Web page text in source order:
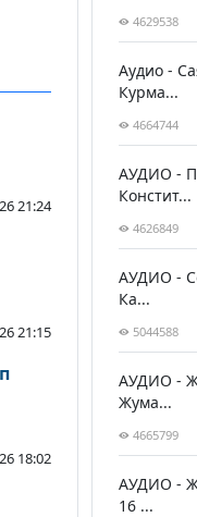
21:24
21:15
18:02
4629538
Аудио -
Курма...
4664744
АУДИО -
Констит...
4626849
АУДИО -
Ка...
5044588
АУДИО -
Жума...
4665799
АУДИО -
16 ...